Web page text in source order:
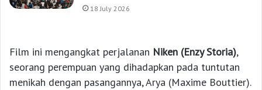
18 July 2026
Film ini mengangkat perjalanan Niken (Enzy Storia),
seorang perempuan yang dihadapkan pada tuntutan
menikah dengan pasangannya, Arya (Maxime Bouttier).